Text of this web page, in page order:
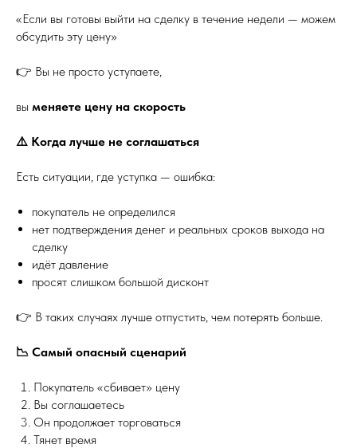
«Если вы готовы выйти на сделку в течение недели — можем
обсудить эту цену»
👉 Вы не просто уступаете,
вы меняете цену на скорость
⚠️ Когда лучше не соглашаться
Есть ситуации, где уступка — ошибка:
покупатель не определился
нет подтверждения денег и реальных сроков выхода на
сделку
идёт давление
просят слишком большой дисконт
👉 В таких случаях лучше отпустить, чем потерять больше.
📉 Самый опасный сценарий
Покупатель «сбивает» цену
Вы соглашаетесь
Он продолжает торговаться
Тянет время